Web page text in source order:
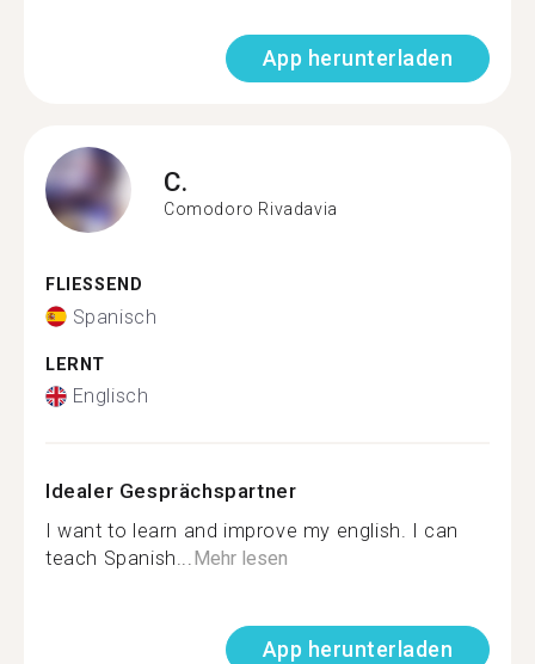
App herunterladen
C.
Comodoro Rivadavia
FLIESSEND
Spanisch
LERNT
Englisch
Idealer Gesprächspartner
I want to learn and improve my english. I can
teach Spanish...Mehr lesen
App herunterladen